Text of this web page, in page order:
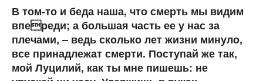
В том-то и беда наша, что смерть мы видим
впереди; а большая часть ее у нас за
плечами, – ведь сколько лет жизни минуло,
все принадлежат смерти. Поступай же так,
мой Луцилий, как ты мне пишешь: не